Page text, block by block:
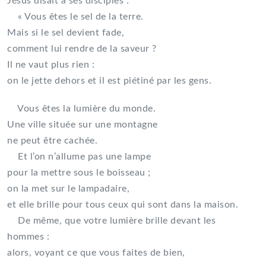
« Vous êtes le sel de la terre.
Mais si le sel devient fade,
comment lui rendre de la saveur ?
Il ne vaut plus rien :
on le jette dehors et il est piétiné par les gens.
Vous êtes la lumière du monde.
Une ville située sur une montagne
ne peut être cachée.
Et l’on n’allume pas une lampe
pour la mettre sous le boisseau ;
on la met sur le lampadaire,
et elle brille pour tous ceux qui sont dans la maison.
De même, que votre lumière brille devant les
hommes :
alors, voyant ce que vous faites de bien,